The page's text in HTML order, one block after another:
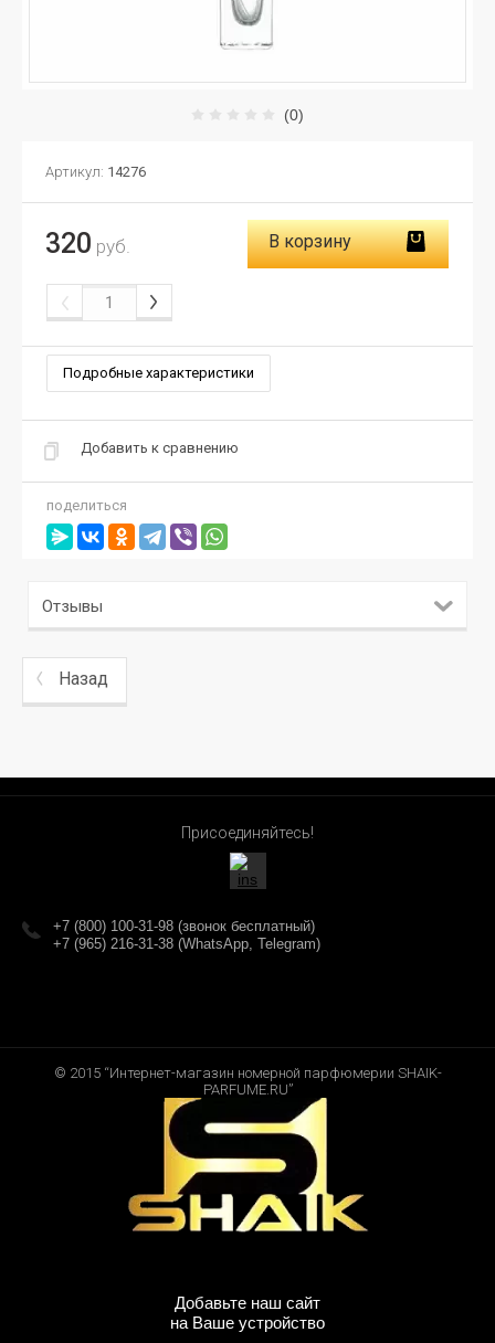
(0)
Артикул: 14276
320 руб. В корзину
Подробные характеристики
Добавить к сравнению
поделиться
Отзывы
Назад
Присоединяйтесь!
+7 (800) 100-31-98 (звонок бесплатный)
+7 (965) 216-31-38 (WhatsApp, Telegram)
© 2015 “Интернет-магазин номерной парфюмерии SHAIK-
PARFUME.RU”
Добавьте наш сайт
на Ваше устройство